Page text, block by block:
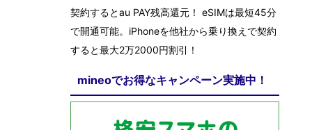
契約するとau PAY残高還元！ eSIMは最短45分
で開通可能。iPhoneを他社から乗り換えで契約
すると最大2万2000円割引！
mineoでお得なキャンペーン実施中！